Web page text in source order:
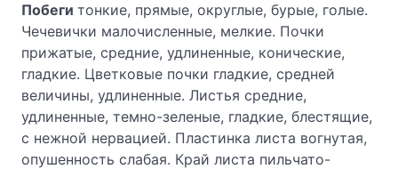
Побеги тонкие, прямые, округлые, бурые, голые.
Чечевички малочисленные, мелкие. Почки
прижатые, средние, удлиненные, конические,
гладкие. Цветковые почки гладкие, средней
величины, удлиненные. Листья средние,
удлиненные, темно-зеленые, гладкие, блестящие,
с нежной нервацией. Пластинка листа вогнутая,
опушенность слабая. Край листа пильчато-